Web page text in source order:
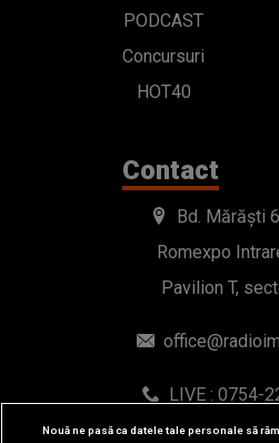
PODCAST
Concursuri
HOT40
Contact
Bd. Mărăști
Romexpo
Pavilion T,
LIVE : 0754-
WhatsApp:
Nouă ne pasă ca datele tale personale să